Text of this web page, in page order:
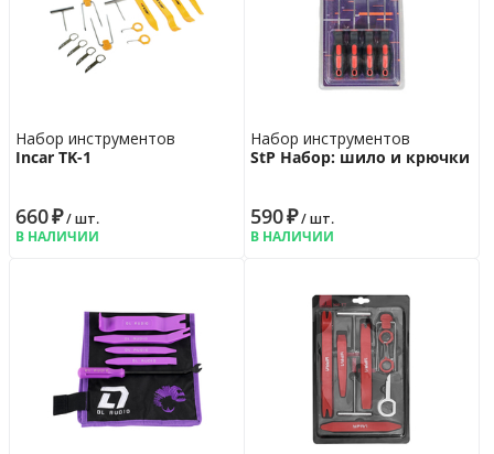
Набор инструментов
Incar TK-1
660₽/ шт.
В НАЛИЧИИ
Набор инструментов
StP Набор: шило и крючки
590₽/ шт.
В НАЛИЧИИ